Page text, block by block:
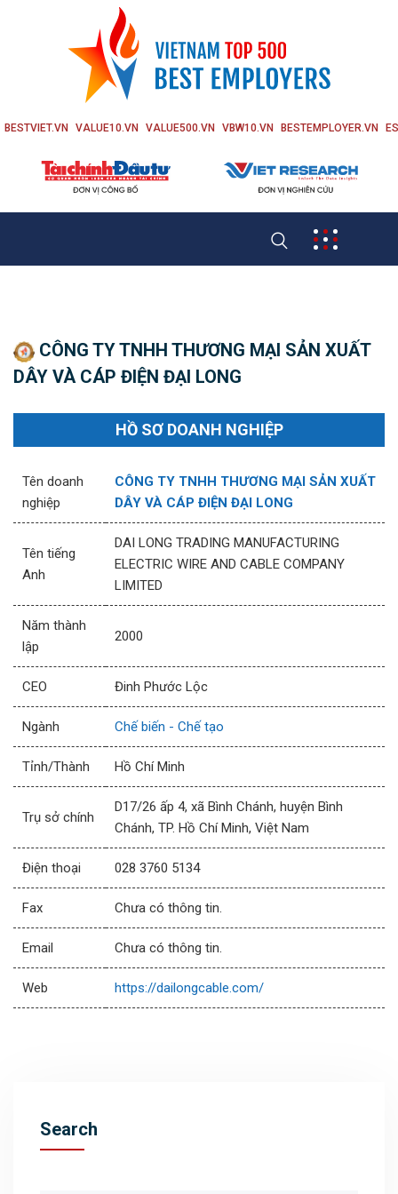
BESTVIET.VN VALUE10.VN VALUE500.VN VBW10.VN BESTEMPLOYER.VN
CÔNG TY TNHH THƯƠNG MẠI SẢN XUẤT
DÂY VÀ CÁP ĐIỆN ĐẠI LONG
HỒ SƠ DOANH NGHIỆP
Tên doanh
nghiệp
CÔNG TY TNHH THƯƠNG MẠI SẢN XUẤT
DÂY VÀ CÁP ĐIỆN ĐẠI LONG
Tên tiếng
Anh
DAI LONG TRADING MANUFACTURING
ELECTRIC WIRE AND CABLE COMPANY
LIMITED
Năm thành
lập
2000
CEO Đinh Phước Lộc
Ngành Chế biến - Chế tạo
Tỉnh/Thành Hồ Chí Minh
Trụ sở chính
D17/26 ấp 4, xã Bình Chánh, huyện Bình
Chánh, TP. Hồ Chí Minh, Việt Nam
Điện thoại 028 3760 5134
Fax Chưa có thông tin.
Email Chưa có thông tin.
Web https://dailongcable.com/
Search